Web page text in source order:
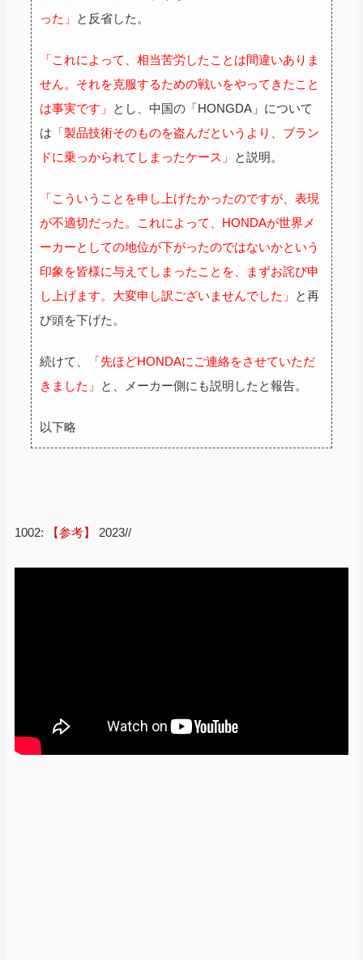
った」
と反省した。
「これによって、相当苦労したことは間違いありま
せん。それを克服するための戦いをやってきたこと
は事実です」
とし、中国の「HONGDA」について
は 「製品技術そのものを盗んだというより、ブラン
ドに乗っかられてしまったケース」
と説明。
「こういうことを申し上げたかったのですが、表現
が不適切だった。これによって、HONDAが世界メ
ーカーとしての地位が下がったのではないかという
印象を皆様に与えてしまったことを、まずお詫び申
し上げます。大変申し訳ございませんでした」
と再
び頭を下げた。
続けて、
「先ほどHONDAにご連絡をさせていただ
きました」
と、メーカー側にも説明したと報告。
以下略
1002: 【参考】 2023//